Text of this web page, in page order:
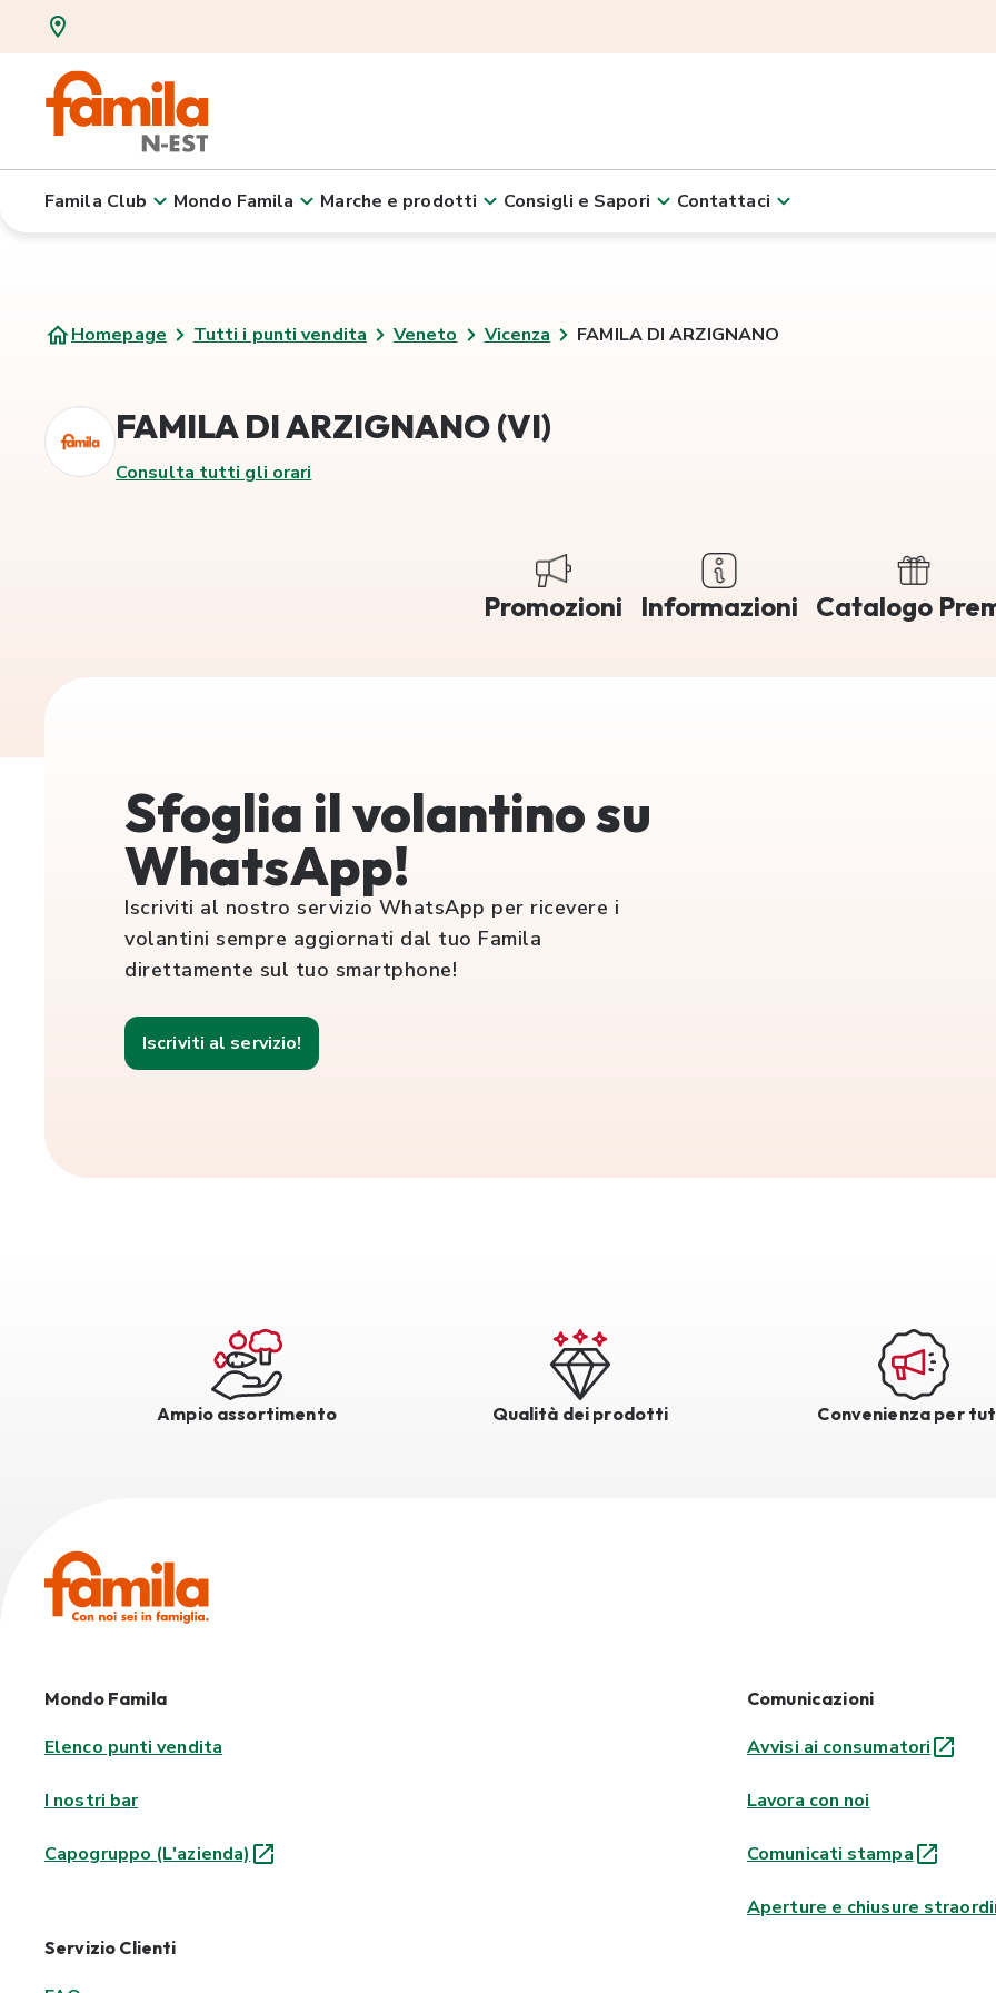
Famila Club Mondo Famila Marche e prodotti Consigli e Sapori Contattaci
Homepage Tutti i punti vendita Veneto Vicenza FAMILA DI ARZIGNANO
FAMILA DI ARZIGNANO (VI)
Consulta tutti gli orari
Promozioni Informazioni Catalogo
Sfoglia il volantino su
WhatsApp!
Iscriviti al nostro servizio WhatsApp per ricevere i
volantini sempre aggiornati dal tuo Famila
direttamente sul tuo smartphone!
Iscriviti al servizio!
Ampio assortimento Qualità dei prodotti Convenienza per
Mondo Famila
Elenco punti vendita
I nostri bar
Capogruppo (L'azienda)
Comunicazioni
Avvisi ai consumatori
Lavora con noi
Comunicati stampa
Aperture e chiusure
Servizio Clienti